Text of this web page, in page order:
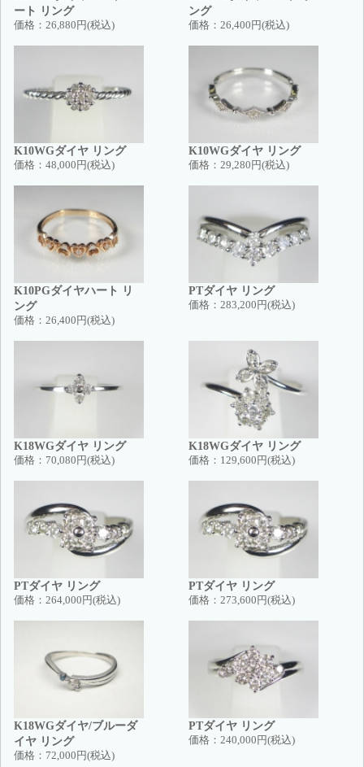
ート リング
価格： 26,880円(税込)
ング
価格： 26,400円(税込)
K10WGダイヤ リング
価格： 48,000円(税込)
K10WGダイヤ リング
価格： 29,280円(税込)
K10PGダイヤハート リ
ング
価格： 26,400円(税込)
PTダイヤ リング
価格： 283,200円(税込)
K18WGダイヤ リング
価格： 70,080円(税込)
K18WGダイヤ リング
価格： 129,600円(税込)
PTダイヤ リング
価格： 264,000円(税込)
PTダイヤ リング
価格： 273,600円(税込)
K18WGダイヤ/ブルーダ
イヤ リング
価格： 72,000円(税込)
PTダイヤ リング
価格： 240,000円(税込)